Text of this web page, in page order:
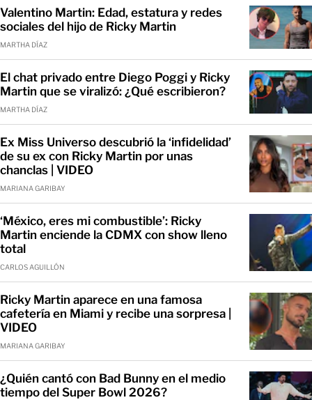
Valentino Martin: Edad, estatura y redes
sociales del hijo de Ricky Martin
MARTHA DÍAZ
El chat privado entre Diego Poggi y Ricky
Martin que se viralizó: ¿Qué escribieron?
MARTHA DÍAZ
Ex Miss Universo descubrió la ‘infidelidad’
de su ex con Ricky Martin por unas
chanclas | VIDEO
MARIANA GARIBAY
‘México, eres mi combustible’: Ricky
Martin enciende la CDMX con show lleno
total
CARLOS AGUILLÓN
Ricky Martin aparece en una famosa
cafetería en Miami y recibe una sorpresa |
VIDEO
MARIANA GARIBAY
¿Quién cantó con Bad Bunny en el medio
tiempo del Super Bowl 2026?